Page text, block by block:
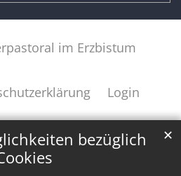
bezüglich
✕
im Erzbistum
Login